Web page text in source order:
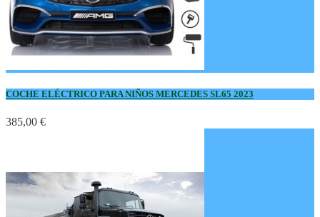
COCHE ELÉCTRICO PARA NIÑOS MERCEDES SL65 2023
385,00 €